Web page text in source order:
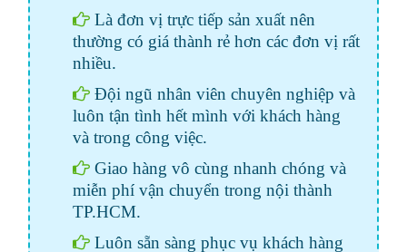
Là đơn vị trực tiếp sản xuất nên
thường có giá thành rẻ hơn các đơn vị rất
nhiều.
Đội ngũ nhân viên chuyên nghiệp và
luôn tận tình hết mình với khách hàng
và trong công việc.
Giao hàng vô cùng nhanh chóng và
miễn phí vận chuyển trong nội thành
TP.HCM.
Luôn sẵn sàng phục vụ khách hàng